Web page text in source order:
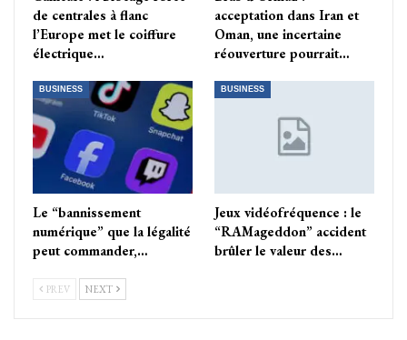
de centrales à flanc
l’Europe met le coiffure
électrique…
acceptation dans Iran et
Oman, une incertaine
réouverture pourrait…
BUSINESS
Le “bannissement
numérique” que la légalité
peut commander,…
BUSINESS
Jeux vidéofréquence : le
“RAMageddon” accident
brûler le valeur des…
PREV NEXT